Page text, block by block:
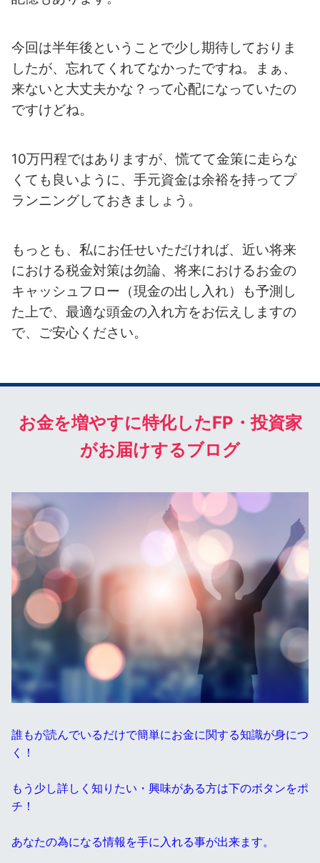
今回は半年後ということで少し期待しておりま
したが、忘れてくれてなかったですね。まぁ、
来ないと大丈夫かな？って心配になっていたの
ですけどね。
10万円程ではありますが、慌てて金策に走らな
くても良いように、手元資金は余裕を持ってプ
ランニングしておきましょう。
もっとも、私にお任せいただければ、近い将来
における税金対策は勿論、 将来におけるお金の
キャッシュフロー（現金の出し入れ）も予測し
た上で、 最適な頭金の入れ方をお伝えしますの
で、ご安心ください。
お金を増やすに特化したFP・投資家
がお届けするブログ
誰もが読んでいるだけで簡単にお金に関する知識が身につ
く！
もう少し詳しく知りたい・興味がある方は下のボタンをポ
チ！
あなたの為になる情報を手に入れる事が出来ます。